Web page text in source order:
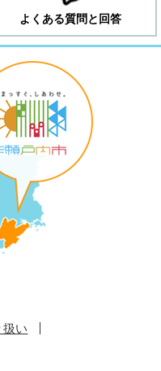
よくある質問と回答
扱い